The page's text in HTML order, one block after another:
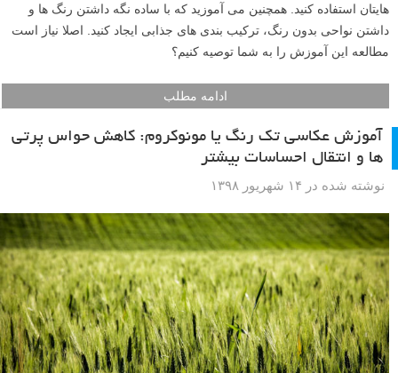
هایتان استفاده کنید. همچنین می آموزید که با ساده نگه داشتن رنگ ها و
داشتن نواحی بدون رنگ، ترکیب بندی های جذابی ایجاد کنید. اصلا نیاز است
مطالعه این آموزش را به شما توصیه کنیم؟
ادامه مطلب
آموزش عکاسی تک رنگ یا مونوکروم: کاهش حواس پرتی
ها و انتقال احساسات بیشتر
نوشته شده در ۱۴ شهریور ۱۳۹۸